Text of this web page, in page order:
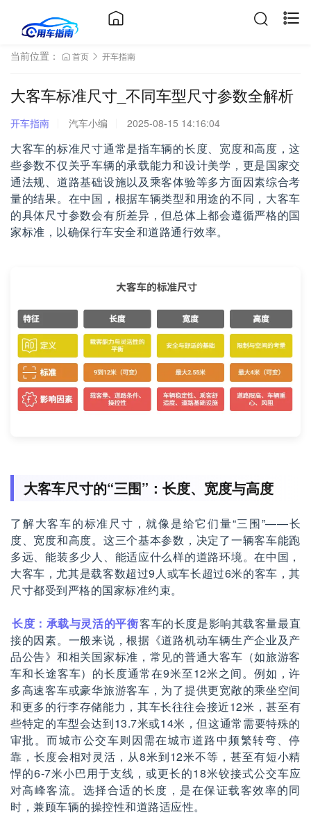
当前位置： 首页 开车指南
大客车标准尺寸_不同车型尺寸参数全解析
开车指南 汽车小编 2025-08-15 14:16:04
大客车的标准尺寸通常是指车辆的长度、宽度和高度，这
些参数不仅关乎车辆的承载能力和设计美学，更是国家交
通法规、道路基础设施以及乘客体验等多方面因素综合考
量的结果。在中国，根据车辆类型和用途的不同，大客车
的具体尺寸参数会有所差异，但总体上都会遵循严格的国
家标准，以确保行车安全和道路通行效率。
大客车尺寸的“三围”：长度、宽度与高度
了解大客车的标准尺寸，就像是给它们量“三围”——长
度、宽度和高度。这三个基本参数，决定了一辆客车能跑
多远、能装多少人、能适应什么样的道路环境。在中国，
大客车，尤其是载客数超过9人或车长超过6米的客车，其
尺寸都受到严格的国家标准约束。
长度：承载与灵活的平衡客车的长度是影响其载客量最直
接的因素。一般来说，根据《道路机动车辆生产企业及产
品公告》和相关国家标准，常见的普通大客车（如旅游客
车和长途客车）的长度通常在9米至12米之间。例如，许
多高速客车或豪华旅游客车，为了提供更宽敞的乘坐空间
和更多的行李存储能力，其车长往往会接近12米，甚至有
些特定的车型会达到13.7米或14米，但这通常需要特殊的
审批。而城市公交车则因需在城市道路中频繁转弯、停
靠，长度会相对灵活，从8米到12米不等，甚至有短小精
悍的6-7米小巴用于支线，或更长的18米铰接式公交车应
对高峰客流。选择合适的长度，是在保证载客效率的同
时，兼顾车辆的操控性和道路适应性。